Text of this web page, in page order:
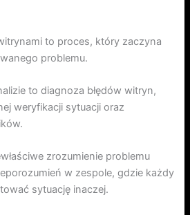
to proces, który zaczyna
problemu.
to diagnoza błędów witryn,
weryfikacji sytuacji oraz
zrozumienie problemu
w zespole, gdzie każdy
sytuację inaczej.